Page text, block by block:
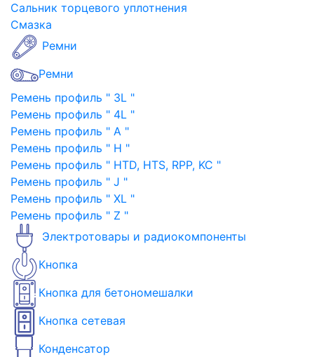
Сальник торцевого уплотнения
Смазка
Ремни
Ремни
Ремень профиль " 3L "
Ремень профиль " 4L "
Ремень профиль " A "
Ремень профиль " H "
Ремень профиль " HTD, HTS, RPP, KC "
Ремень профиль " J "
Ремень профиль " XL "
Ремень профиль " Z "
Электротовары и радиокомпоненты
Кнопка
Кнопка для бетономешалки
Кнопка сетевая
Конденсатор